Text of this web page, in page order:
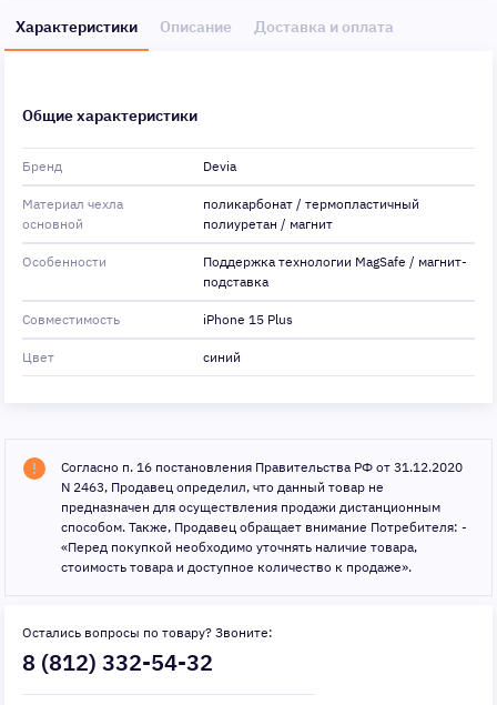
Характеристики Описание Доставка и оплата
Общие характеристики
Бренд Devia
Материал чехла
основной
поликарбонат / термопластичный
полиуретан / магнит
Особенности
Поддержка технологии MagSafe / магнит-
подставка
Совместимость iPhone 15 Plus
Цвет синий
Согласно п. 16 постановления Правительства РФ от 31.12.2020
N 2463, Продавец определил, что данный товар не
предназначен для осуществления продажи дистанционным
способом. Также, Продавец обращает внимание Потребителя: -
«Перед покупкой необходимо уточнять наличие товара,
стоимость товара и доступное количество к продаже».
Остались вопросы по товару? Звоните:
8 (812) 332-54-32